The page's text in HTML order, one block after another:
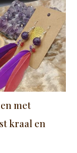
met
kraal en